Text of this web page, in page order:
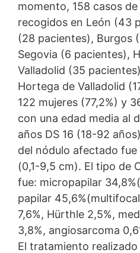
momento, 158 casos
recogidos en León (43
(28 pacientes), Burgos
Segovia (6 pacientes),
Valladolid (35
Hortega de Valladolid
122 mujeres (77,2%) y
con una edad media al
años DS 16 (18-92
del nódulo afectado fue
(0,1-9,5 cm). El tipo de
fue: micropapilar
papilar
7,6%, Hürthle 2,5%,
3,8%, angiosarcoma
El tratamiento